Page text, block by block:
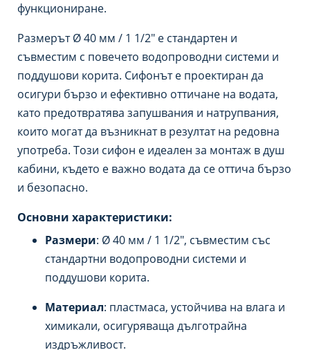
функциониране.
Размерът Ø 40 мм / 1 1/2″ е стандартен и
съвместим с повечето водопроводни системи и
поддушови корита. Сифонът е проектиран да
осигури бързо и ефективно оттичане на водата,
като предотвратява запушвания и натрупвания,
които могат да възникнат в резултат на редовна
употреба. Този сифон е идеален за монтаж в душ
кабини, където е важно водата да се оттича бързо
и безопасно.
Основни характеристики:
Размери: Ø 40 мм / 1 1/2″, съвместим със
стандартни водопроводни системи и
поддушови корита.
Материал: пластмаса, устойчива на влага и
химикали, осигуряваща дълготрайна
издръжливост.